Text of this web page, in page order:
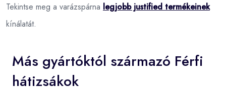
Tekintse meg a varázspárna legjobb justified termékeinek
kínálatát.
Más gyártóktól származó Férfi
hátizsákok